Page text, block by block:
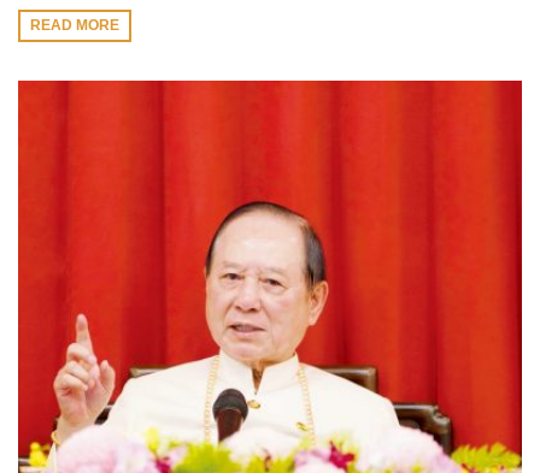
READ MORE